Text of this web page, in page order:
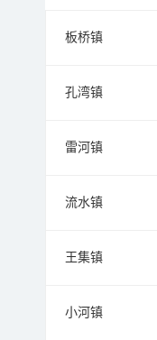
板桥镇
孔湾镇
雷河镇
流水镇
王集镇
小河镇